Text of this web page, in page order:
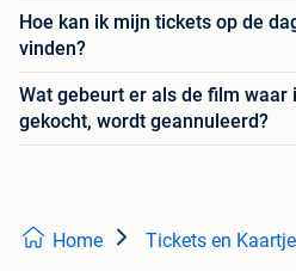
Hoe kan ik mijn tickets op de
vinden?
Wat gebeurt er als de film waar
gekocht, wordt geannuleerd?
Home Tickets en